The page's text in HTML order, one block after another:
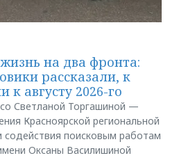
на два фронта:
рассказали, к
августу 2026-го
Светланой Торгашиной —
Красноярской региональной
поисковым работам
Оксаны Василишиной